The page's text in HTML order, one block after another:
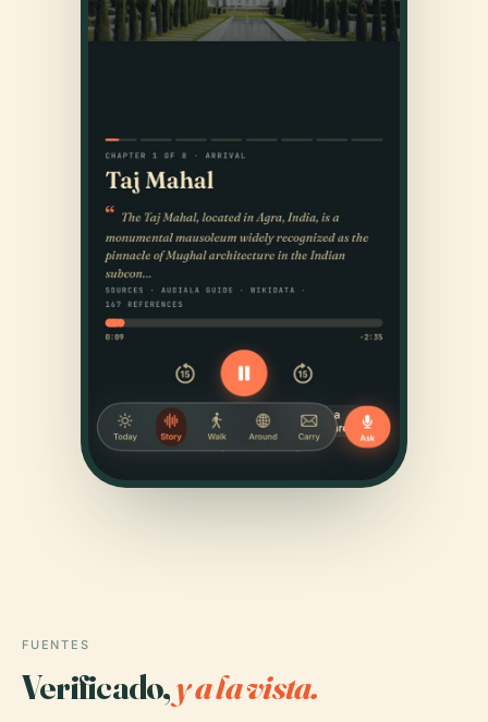
FUENTES
Verificado,y a la vista.